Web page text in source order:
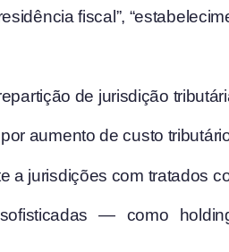
fiscal”,
de jurisdição
aumento de custo
a jurisdições com tratados
— como